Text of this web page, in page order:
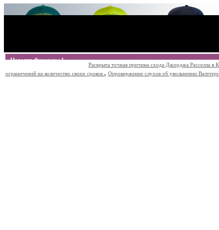
Новости Формулы 1
Раскрыта точная причина схода Джорджа Расселла в
ограничений на количество своих сроков. , Опровержение слухов об увольнении